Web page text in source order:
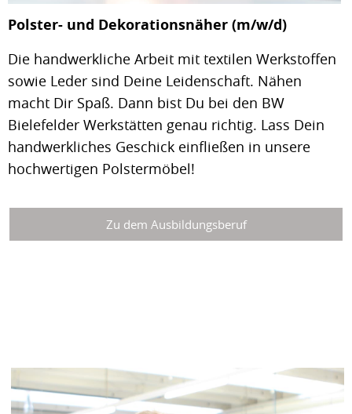
Polster- und Dekorationsnäher (m/w/d)
Die handwerkliche Arbeit mit textilen Werkstoffen
sowie Leder sind Deine Leidenschaft. Nähen
macht Dir Spaß. Dann bist Du bei den BW
Bielefelder Werkstätten genau richtig. Lass Dein
handwerkliches Geschick einfließen in unsere
hochwertigen Polstermöbel!
Zu dem Ausbildungsberuf